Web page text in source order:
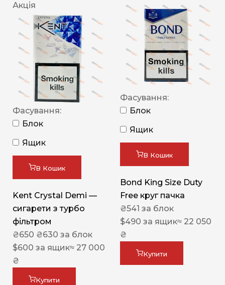
Акція
Фасування:
Блок
Ящик
В Кошик
Kent Crystal Demi —
сигарети з турбо
фільтром
₴650 ₴630 за блок
$600 за ящик≈ 27 000
₴
Купити
Фасування:
Блок
Ящик
В Кошик
Bond King Size Duty
Free круг пачка
₴541 за блок
$490 за ящик≈ 22 050
₴
Купити